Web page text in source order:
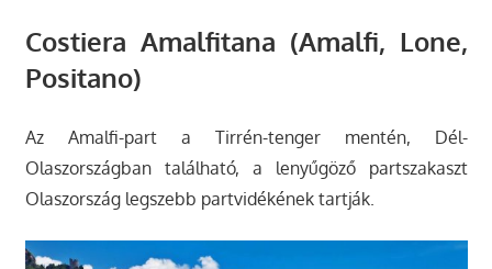
Costiera Amalfitana (Amalfi, Lone,
Positano)
Az Amalfi-part a Tirrén-tenger mentén, Dél-
Olaszországban található, a lenyűgöző partszakaszt
Olaszország legszebb partvidékének tartják.